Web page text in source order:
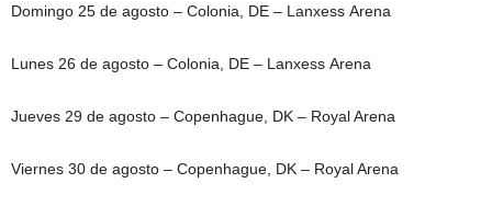
Domingo 25 de agosto – Colonia, DE – Lanxess Arena
Lunes 26 de agosto – Colonia, DE – Lanxess Arena
Jueves 29 de agosto – Copenhague, DK – Royal Arena
Viernes 30 de agosto – Copenhague, DK – Royal Arena